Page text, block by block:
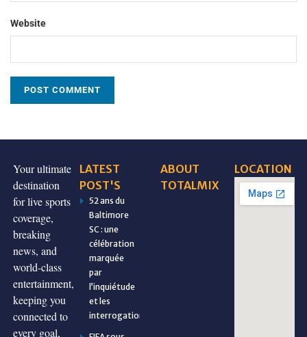
Website
Your ultimate
destination
for live sports
coverage,
breaking
news, and
world-class
entertainment,
keeping you
connected to
every goal,
LATEST
POST'S
52 ans du
Baltimore
SC : une
célébration
marquée
par
l’inquiétude
et les
interrogations
ABOUT
TOTALMIX
LOCATION